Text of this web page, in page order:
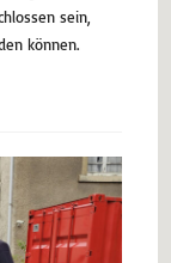
sein,
können.